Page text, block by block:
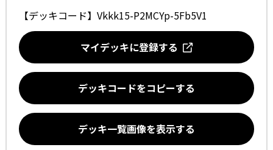
【デッキコード】 Vkkk15-P2MCYp-5Fb5V1
マイデッキに登録する
デッキコードをコピーする
デッキ一覧画像を表示する